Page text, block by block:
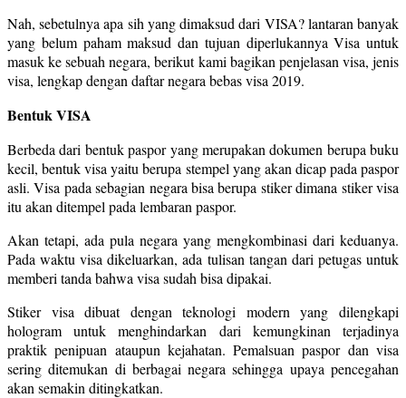
Nah, sebetulnya apa sih yang dimaksud dari VISA? lantaran banyak
yang belum paham maksud dan tujuan diperlukannya Visa untuk
masuk ke sebuah negara, berikut kami bagikan penjelasan visa, jenis
visa, lengkap dengan daftar negara bebas visa 2019.
Bentuk VISA
Berbeda dari bentuk paspor yang merupakan dokumen berupa buku
kecil, bentuk visa yaitu berupa stempel yang akan dicap pada paspor
asli. Visa pada sebagian negara bisa berupa stiker dimana stiker visa
itu akan ditempel pada lembaran paspor.
Akan tetapi, ada pula negara yang mengkombinasi dari keduanya.
Pada waktu visa dikeluarkan, ada tulisan tangan dari petugas untuk
memberi tanda bahwa visa sudah bisa dipakai.
Stiker visa dibuat dengan teknologi modern yang dilengkapi
hologram untuk menghindarkan dari kemungkinan terjadinya
praktik penipuan ataupun kejahatan. Pemalsuan paspor dan visa
sering ditemukan di berbagai negara sehingga upaya pencegahan
akan semakin ditingkatkan.